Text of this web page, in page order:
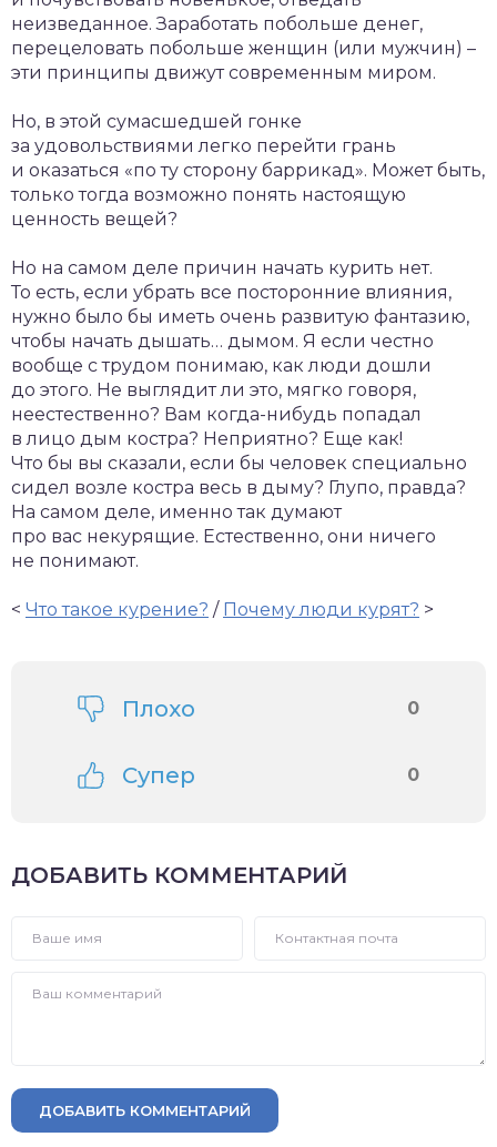
неизведанное. Заработать побольше денег,
перецеловать побольше женщин (или мужчин) –
эти принципы движут современным миром.
Но, в этой сумасшедшей гонке
за удовольствиями легко перейти грань
и оказаться «по ту сторону баррикад». Может быть,
только тогда возможно понять настоящую
ценность вещей?
Но на самом деле причин начать курить нет.
То есть, если убрать все посторонние влияния,
нужно было бы иметь очень развитую фантазию,
чтобы начать дышать… дымом. Я если честно
вообще с трудом понимаю, как люди дошли
до этого. Не выглядит ли это, мягко говоря,
неестественно? Вам когда-нибудь попадал
в лицо дым костра? Неприятно? Еще как!
Что бы вы сказали, если бы человек специально
сидел возле костра весь в дыму? Глупо, правда?
На самом деле, именно так думают
про вас некурящие. Естественно, они ничего
не понимают.
< Что такое курение? / Почему люди курят? >
Плохо 0
Супер 0
ДОБАВИТЬ КОММЕНТАРИЙ
ДОБАВИТЬ КОММЕНТАРИЙ